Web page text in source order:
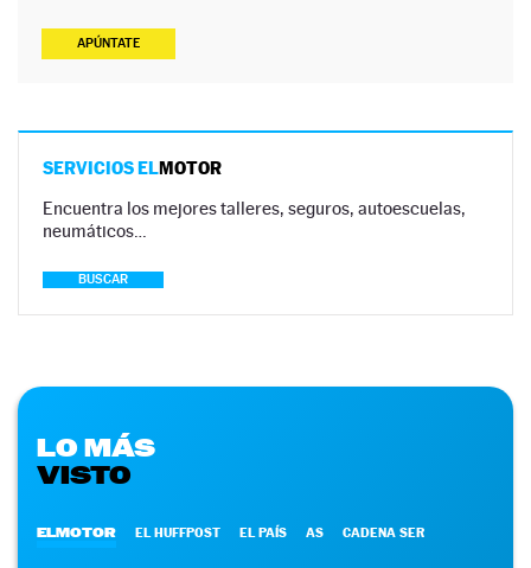
APÚNTATE
SERVICIOS ELMOTOR
Encuentra los mejores talleres, seguros, autoescuelas,
neumáticos…
BUSCAR
LO MÁS
VISTO
ELMOTOR EL HUFFPOST EL PAÍS AS CADENA SER